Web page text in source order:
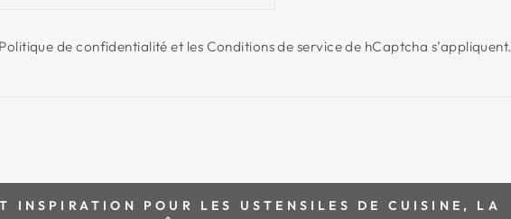
Politique de confidentialité et les Conditions de servicede hCaptcha s’appliquent.
INSPIRATION POUR LES USTENSILES DE CUISINE, LA